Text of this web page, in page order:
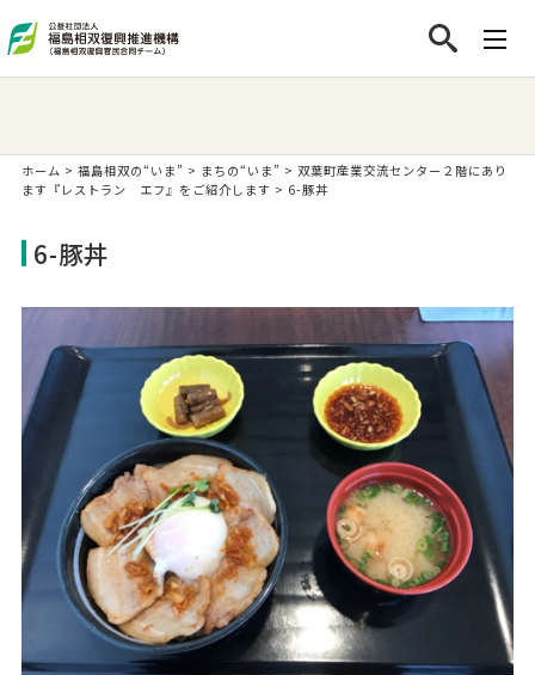
ホーム > 福島相双の“いま” > まちの“いま” > 双葉町産業交流センター２階にあり
ます『レストラン エフ』をご紹介します > 6-豚丼
6-豚丼